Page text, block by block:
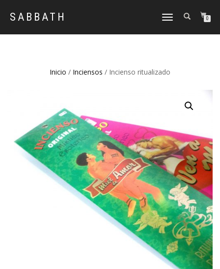
SABBATH
CAMBIAR
0
Inicio / Inciensos / Incienso ritualizado